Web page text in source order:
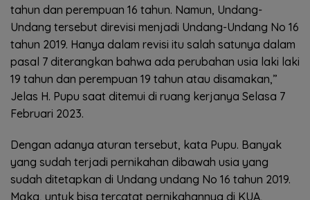
tahun dan perempuan 16 tahun. Namun, Undang-
Undang tersebut direvisi menjadi Undang-Undang No 16
tahun 2019. Hanya dalam revisi itu salah satunya dalam
pasal 7 diterangkan bahwa ada perubahan usia laki laki
19 tahun dan perempuan 19 tahun atau disamakan,”
Jelas H. Pupu saat ditemui di ruang kerjanya Selasa 7
Februari 2023.
Dengan adanya aturan tersebut, kata Pupu. Banyak
yang sudah terjadi pernikahan dibawah usia yang
sudah ditetapkan di Undang undang No 16 tahun 2019.
Maka, untuk bisa tercatat pernikahannya di KUA,